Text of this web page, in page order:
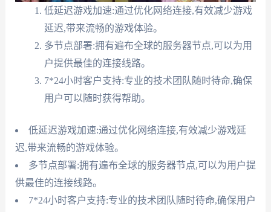
低延迟游戏加速:通过优化网络连接,有效减少游戏
延迟,带来流畅的游戏体验。
多节点部署:拥有遍布全球的服务器节点,可以为用
户提供最佳的连接线路。
7*24小时客户支持:专业的技术团队随时待命,确保
用户可以随时获得帮助。
低延迟游戏加速:通过优化网络连接,有效减少游戏延
迟,带来流畅的游戏体验。
多节点部署:拥有遍布全球的服务器节点,可以为用户提
供最佳的连接线路。
7*24小时客户支持:专业的技术团队随时待命,确保用户